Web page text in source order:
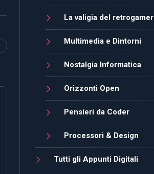
La valigia del retrogamer
Multimedia e Dintorni
Nostalgia Informatica
Orizzonti Open
Pensieri da Coder
Processori & Design
Tutti gli Appunti Digitali